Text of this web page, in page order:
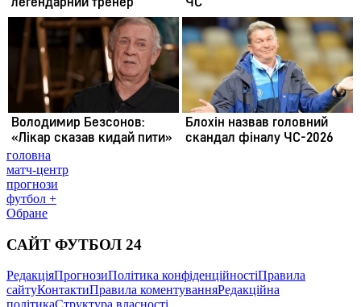
головна
матч-центр
прогнози
футбол +
Обране
САЙТ ФУТБОЛ 24
РедакціяПрогнозиПолітика конфіденційностіПравила
сайтуКонтактиПравила коментуванняРедакційна